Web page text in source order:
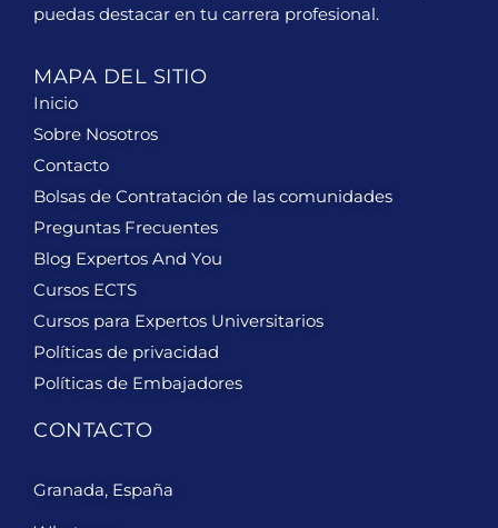
puedas destacar en tu carrera profesional.
MAPA DEL SITIO
Inicio
Sobre Nosotros
Contacto
Bolsas de Contratación de las comunidades
Preguntas Frecuentes
Blog Expertos And You
Cursos ECTS
Cursos para Expertos Universitarios
Políticas de privacidad
Políticas de Embajadores
CONTACTO
Granada, España